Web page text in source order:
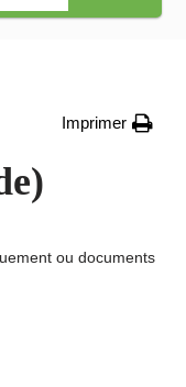
Imprimer
ou documents